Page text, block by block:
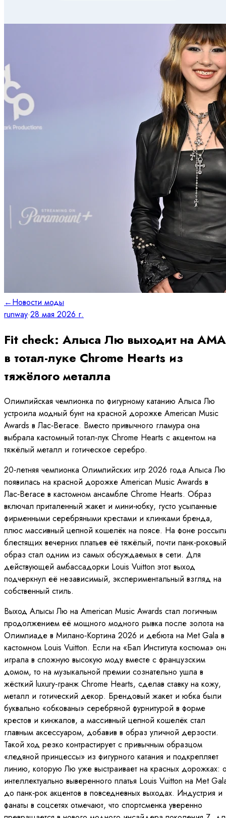
←Новости моды
runway·28 мая 2026 г.
Fit check: Алыса Лю выходит на AMA
в тотал-луке Chrome Hearts из
тяжёлого металла
Олимпийская чемпионка по фигурному катанию Алыса Лю
устроила модный бунт на красной дорожке American Music
Awards в Лас‑Вегасе. Вместо привычного гламура она
выбрала кастомный тотал‑лук Chrome Hearts с акцентом на
тяжёлый металл и готическое серебро.
20‑летняя чемпионка Олимпийских игр 2026 года Алыса Лю
появилась на красной дорожке American Music Awards в
Лас‑Вегасе в кастомном ансамбле Chrome Hearts. Образ
включал приталенный жакет и мини‑юбку, густо усыпанные
фирменными серебряными крестами и клинками бренда,
плюс массивный цепной кошелёк на поясе. На фоне
блестящих вечерних платьев её тяжёлый, почти панк‑роковый
образ стал одним из самых обсуждаемых в сети. Для
действующей амбассадорки Louis Vuitton этот выход
подчеркнул её независимый, экспериментальный взгляд на
собственный стиль.
Выход Алысы Лю на American Music Awards стал логичным
продолжением её мощного модного рывка после золота на
Олимпиаде в Милано‑Кортина 2026 и дебюта на Met Gala в
кастомном Louis Vuitton. Если на «Бал Института костюма»
играла в сложную высокую моду вместе с французским
домом, то на музыкальной премии сознательно ушла в
жёсткий luxury‑гранж Chrome Hearts, сделав ставку на кожу,
металл и готический декор. Брендовый жакет и юбка были
буквально «обкованы» серебряной фурнитурой в форме
крестов и кинжалов, а массивный цепной кошелёк стал
главным аксессуаром, добавив в образ уличной дерзости.
Такой ход резко контрастирует с привычным образцом
«ледяной принцессы» из фигурного катания и подкрепляет
линию, которую Лю уже выстраивает на красных дорожках:
интеллектуально выверенного платья Louis Vuitton на Met
до панк‑рок акцентов в повседневных выходах. Индустрия и
фанаты в соцсетях отмечают, что спортсменка уверенно